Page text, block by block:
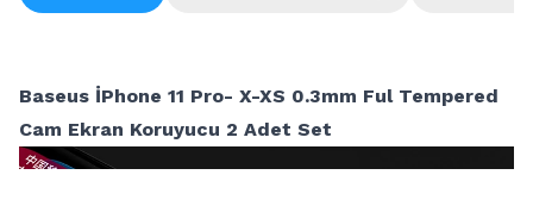
Baseus İPhone 11 Pro- X-XS 0.3mm Ful Tempered
Cam Ekran Koruyucu 2 Adet Set